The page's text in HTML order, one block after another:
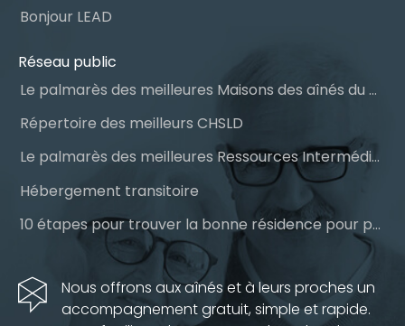
Bonjour LEAD
Réseau public
Le palmarès des meilleures Maisons des aînés du Québec
Répertoire des meilleurs CHSLD
Le palmarès des meilleures Ressources Intermédiaires (RI)
Hébergement transitoire
10 étapes pour trouver la bonne résidence pour personnes âgées
Nous offrons aux aînés et à leurs proches un
accompagnement gratuit, simple et rapide.